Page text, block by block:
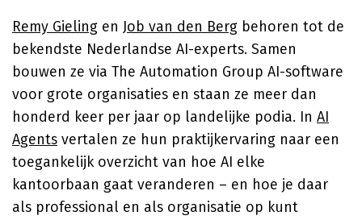
Remy Gieling en Job van den Berg behoren tot de
bekendste Nederlandse AI-experts. Samen
bouwen ze via The Automation Group AI-software
voor grote organisaties en staan ze meer dan
honderd keer per jaar op landelijke podia. In AI
Agents vertalen ze hun praktijkervaring naar een
toegankelijk overzicht van hoe AI elke
kantoorbaan gaat veranderen – en hoe je daar
als professional en als organisatie op kunt